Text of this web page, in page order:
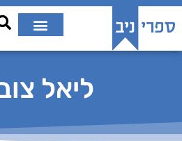
ליאל